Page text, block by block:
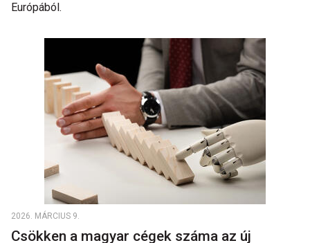
Európából.
2026. MÁRCIUS 9.
Csökken a magyar cégek száma az új